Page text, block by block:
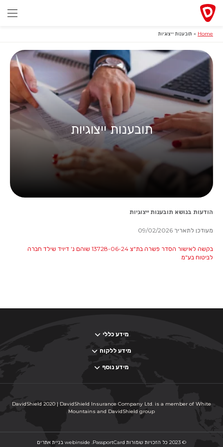
Home
» תובענות ייצוגיות
תובענות ייצוגיות
הודעות בנושא תובענות ייצוגיות
מעודכן לתאריך 09/02/2026
בקשה לאישור הסדר פשרה בת"צ 13728-06-24 שוהם נ' דיויד שילד חברה
לביטוח בע"מ
מידע כללי
מידע ללקוח
מידע נוסף
DavidShield 2020 | DavidShield Insurance Company Ltd. is a member of White
Mountains and DavidShield group
© 2023 כל הזכויות שמורות PassportCard
. בניית אתרים webinside